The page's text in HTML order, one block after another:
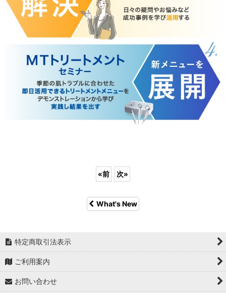
«前 次»
What's New
特定商取引法表示
ご利用案内
お問い合わせ